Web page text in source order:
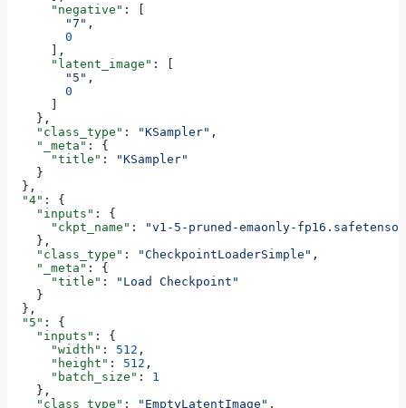
      "negative"
: [
        "7"
,
        0
      ],
      "latent_image"
: [
        "5"
,
        0
      ]
    },
    "class_type"
: "KSampler" ,
    "_meta"
: {
      "title"
:
"KSampler"
    }
  },
  "4"
: {
    "inputs"
: {
      "ckpt_name"
:
"v1-5-pruned-emaonly-
    },
    "class_type"
: "CheckpointLoaderSimple" ,
    "_meta"
: {
      "title"
:
"Load Checkpoint"
    }
  },
  "5"
: {
    "inputs"
: {
      "width"
: 512 ,
      "height"
: 512 ,
      "batch_size"
: 1
    },
    "class_type"
: "EmptyLatentImage" ,